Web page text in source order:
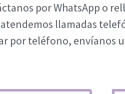
por WhatsApp o
atendemos llamadas
por teléfono, envíanos